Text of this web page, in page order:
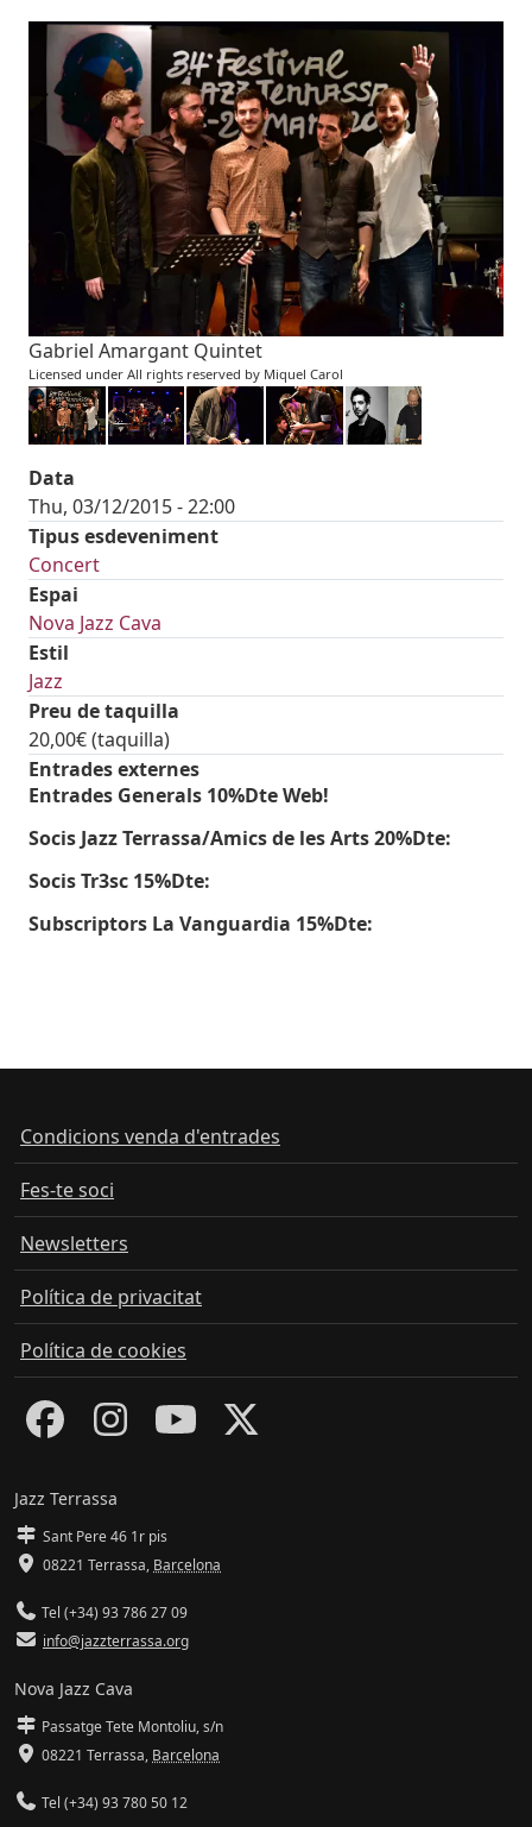
Imatges
Image
Gabriel Amargant Quintet
Licensed under All rights reserved by Miquel Carol
Data
Thu, 03/12/2015 - 22:00
Tipus esdeveniment
Concert
Espai
Nova Jazz Cava
Estil
Jazz
Preu de taquilla
20,00€ (taquilla)
Entrades externes
Entrades Generals 10%Dte Web!
Socis Jazz Terrassa/Amics de les Arts 20%Dte:
Socis Tr3sc 15%Dte:
Subscriptors La Vanguardia 15%Dte:
Condicions venda d'entrades
Fes-te soci
Newsletters
Política de privacitat
Política de cookies
Jazz Terrassa
Sant Pere 46 1r pis
08221 Terrassa, Barcelona
Tel (+34) 93 786 27 09
info@jazzterrassa.org
Nova Jazz Cava
Passatge Tete Montoliu, s/n
08221 Terrassa, Barcelona
Tel (+34) 93 780 50 12